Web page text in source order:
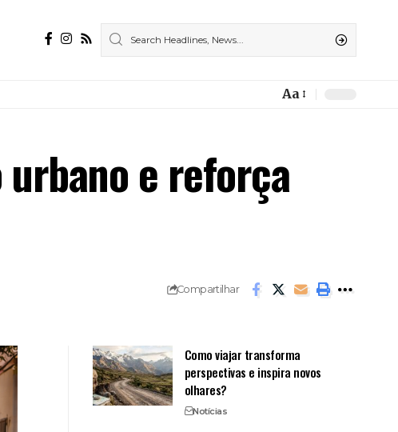
Font
Aa
e reforça
Compartilhar
Como viajar transforma
perspectivas e inspira novos
olhares?
Notícias